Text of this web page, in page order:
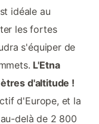
idéale au
les fortes
s'équiper de
L'Etna
d'altitude !
d'Europe, et la
delà de 2 800